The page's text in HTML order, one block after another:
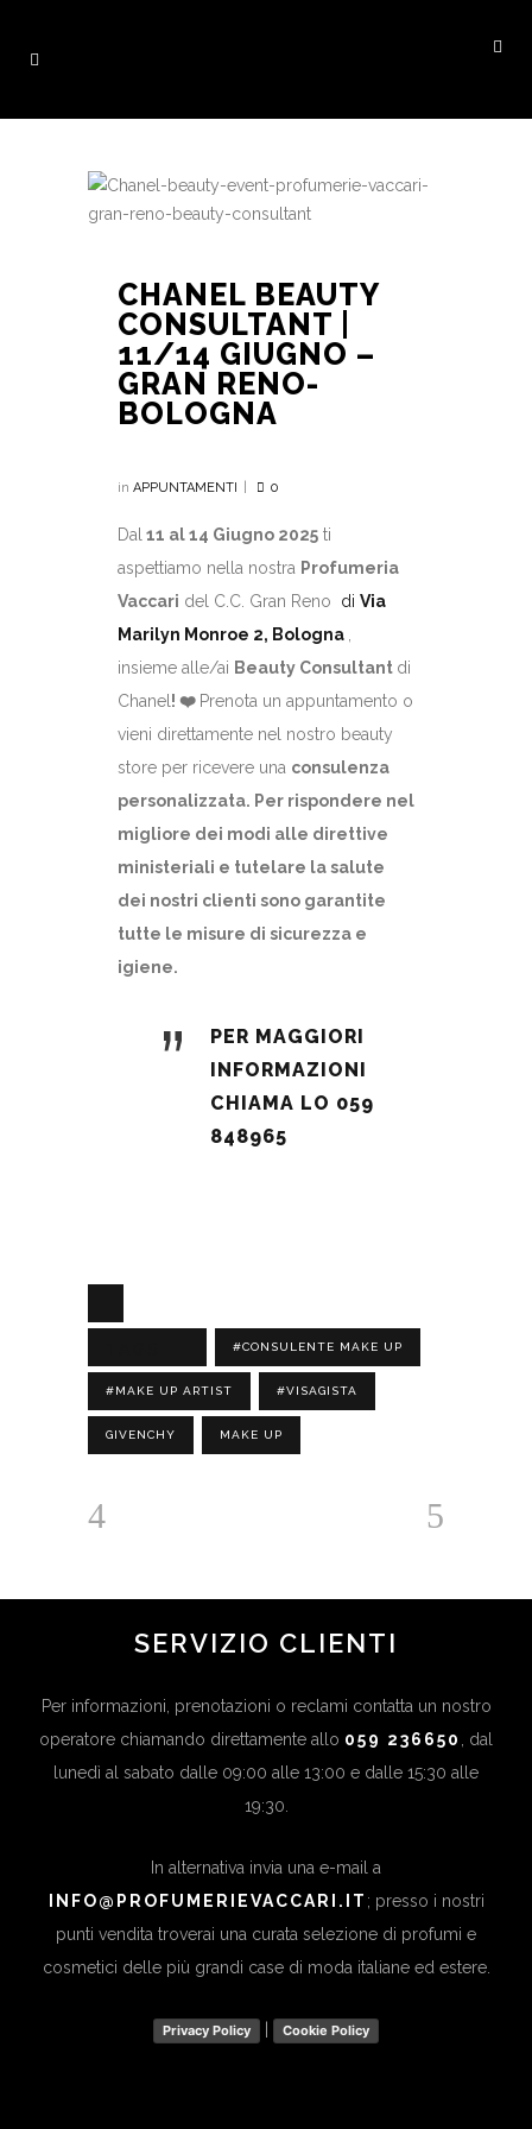
CHANEL BEAUTY
CONSULTANT |
11/14 GIUGNO –
GRAN RENO-
BOLOGNA
in APPUNTAMENTI 0
Dal 11 al 14 Giugno 2025 ti
aspettiamo nella nostra Profumeria
Vaccari del C.C. Gran Reno di Via
Marilyn Monroe 2, Bologna
insieme alle/ai Beauty Consultant di
Chanel ! ❤️ Prenota un appuntamento o
vieni direttamente nel nostro beauty
store per ricevere una consulenza
personalizzata. Per rispondere nel
migliore dei modi alle direttive
ministeriali e tutelare la salute
dei nostri clienti sono garantite
tutte le misure di sicurezza e
igiene.
”
PER MAGGIORI
INFORMAZIONI
CHIAMA LO 059
848965
#CONSULENTE MAKE UP
#MAKE UP ARTIST #VISAGISTA
GIVENCHY MAKE UP
SERVIZIO CLIENTI
Per informazioni, prenotazioni o reclami contatta un nostro
operatore chiamando direttamente allo 059 236650
, dal
lunedì al sabato dalle 09:00 alle 13:00 e dalle 15:30 alle
19:30.
In alternativa invia una e-mail a
INFO@PROFUMERIEVACCARI.IT ; presso i nostri
punti vendita troverai una curata selezione di profumi e
cosmetici delle più grandi case di moda italiane ed estere.
Privacy Policy Cookie Policy